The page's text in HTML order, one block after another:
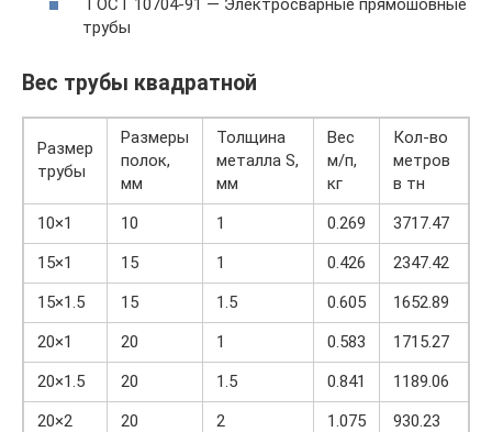
трубы
Вес трубы квадратной
Размер
трубы
Размеры
полок,
мм
Толщина
металла S,
мм
Вес
м/п,
кг
Кол-во
метров
в тн
10×1
10 1 0.269
3717.47
15×1
15 1 0.426
2347.42
15×1.5
15 1.5 0.605
1652.89
20×1
20 1 0.583
1715.27
20×1.5
20 1.5 0.841
1189.06
20×2
20 2 1.075
930.23